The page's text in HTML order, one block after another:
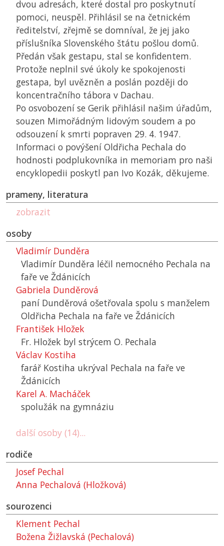
dvou adresách, které dostal pro poskytnutí
pomoci, neuspěl. Přihlásil se na četnickém
ředitelství, zřejmě se domníval, že jej jako
příslušníka Slovenského štátu pošlou domů.
Předán však gestapu, stal se konfidentem.
Protože neplnil své úkoly ke spokojenosti
gestapa, byl uvězněn a poslán později do
koncentračního tábora v Dachau.
Po osvobození se Gerik přihlásil našim úřadům,
souzen Mimořádným lidovým soudem a po
odsouzení k smrti popraven 29. 4. 1947.
Informaci o povýšení Oldřicha Pechala do
hodnosti podplukovníka in memoriam pro naši
encyklopedii poskytl pan Ivo Kozák, děkujeme.
prameny, literatura
zobrazit
osoby
Vladimír Dunděra
Vladimír Dunděra léčil nemocného Pechala na
faře ve Ždánicích
Gabriela Dunděrová
paní Dunděrová ošetřovala spolu s manželem
Oldřicha Pechala na faře ve Ždánicích
František Hložek
Fr. Hložek byl strýcem O. Pechala
Václav Kostiha
farář Kostiha ukrýval Pechala na faře ve
Ždánicích
Karel A. Macháček
spolužák na gymnáziu
další osoby (14)...
rodiče
Josef Pechal
Anna Pechalová (Hložková)
sourozenci
Klement Pechal
Božena Žižlavská (Pechalová)